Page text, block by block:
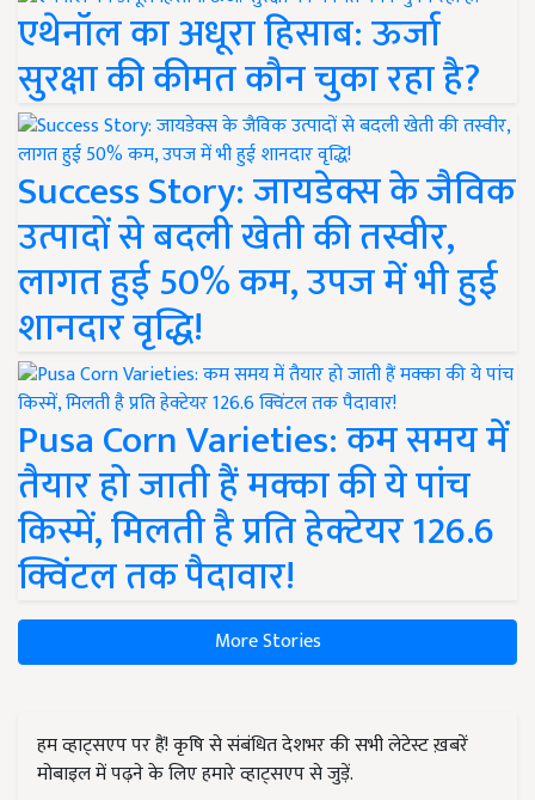
एथेनॉल का अधूरा हिसाब: ऊर्जा
सुरक्षा की कीमत कौन चुका रहा है?
Success Story: जायडेक्स के जैविक
उत्पादों से बदली खेती की तस्वीर,
लागत हुई 50% कम, उपज में भी हुई
शानदार वृद्धि!
Pusa Corn Varieties: कम समय में
तैयार हो जाती हैं मक्का की ये पांच
किस्में, मिलती है प्रति हेक्टेयर 126.6
क्विंटल तक पैदावार!
More Stories
हम व्हाट्सएप पर हैं! कृषि से संबंधित देशभर की सभी लेटेस्ट ख़बरें
मोबाइल में पढ़ने के लिए हमारे व्हाट्सएप से जुड़ें.